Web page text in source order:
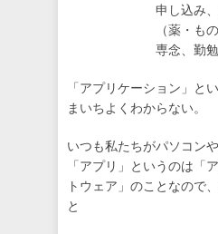
申し込み、出
（薬・ものなど
専念、勤勉
「アプリケーション」と
まいちよくわからない。
いつも私たちがパソコン
「アプリ」というのは「
トウェア」のことなので
と